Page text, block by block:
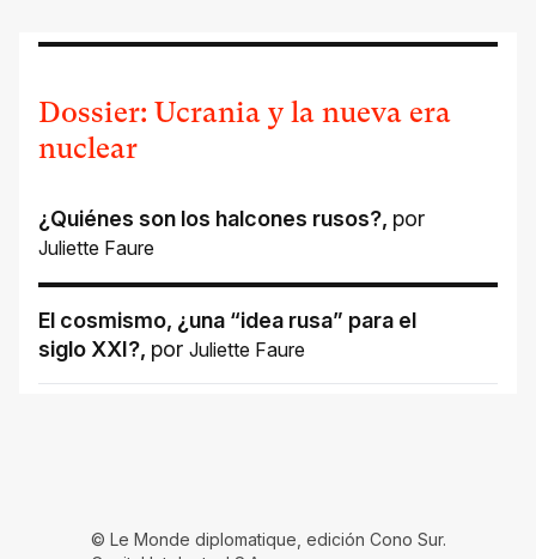
Dossier: Ucrania y la nueva era
nuclear
¿Quiénes son los halcones rusos?, por
Juliette Faure
El cosmismo, ¿una “idea rusa” para el
siglo XXI?, por Juliette Faure
© Le Monde diplomatique, edición Cono Sur.